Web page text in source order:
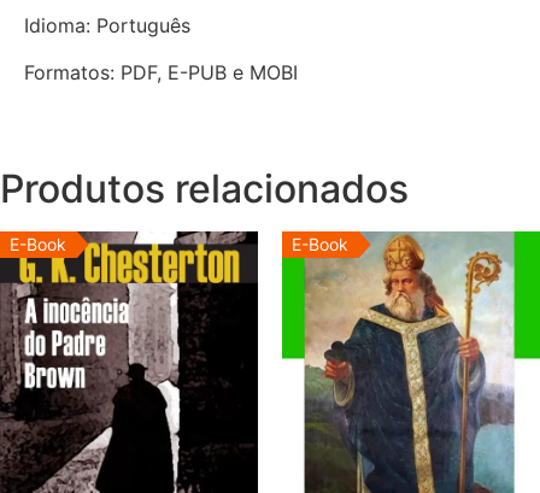
Idioma: Português
Formatos: PDF, E-PUB e MOBI
Produtos relacionados
E-Book E-Book